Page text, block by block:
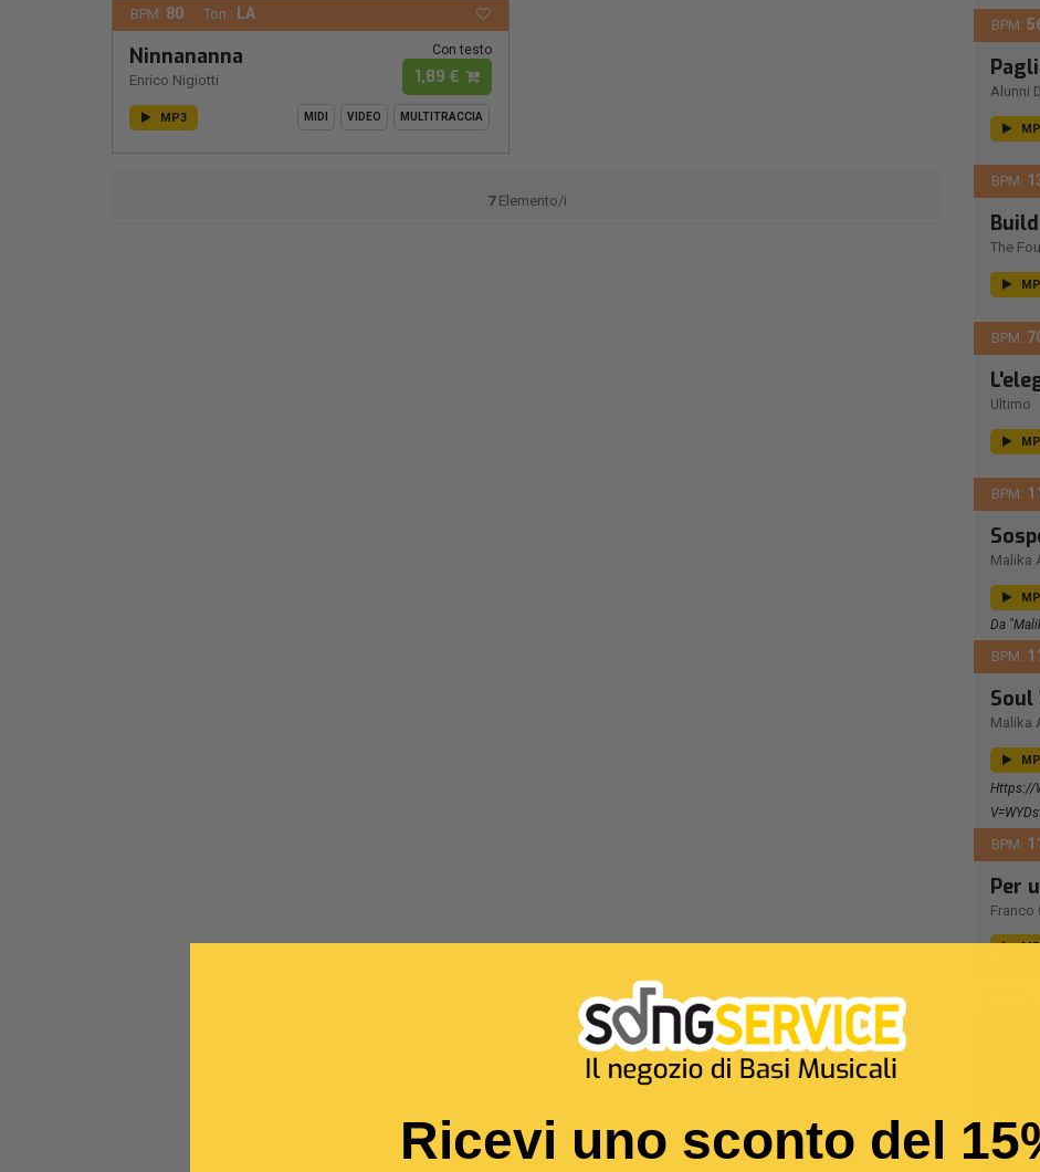
BPM: 80 Ton.: LA
Ninnananna
Enrico Nigiotti
Con testo
1,89 €
MP3 MIDI VIDEO MULTITRACCIA
7Elemento/i
BPM:
Alunni
BPM:
The
BPM:
Ultimo
BPM:
Malika
Da
BPM:
Soul
Malika
Https://
BPM:
Per
Franco
BPM: 72
Ricevi uno sconto del